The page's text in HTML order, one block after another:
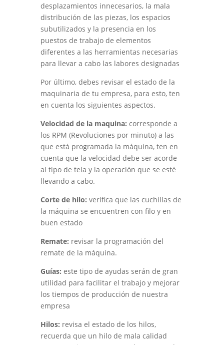
desplazamientos innecesarios, la mala
distribución de las piezas, los espacios
subutilizados y la presencia en los
puestos de trabajo de elementos
diferentes a las herramientas necesarias
para llevar a cabo las labores designadas
Por último, debes revisar el estado de la
maquinaria de tu empresa, para esto, ten
en cuenta los siguientes aspectos.
Velocidad de la maquina: corresponde a
los RPM (Revoluciones por minuto) a las
que está programada la máquina, ten en
cuenta que la velocidad debe ser acorde
al tipo de tela y la operación que se esté
llevando a cabo.
Corte de hilo: verifica que las cuchillas de
la máquina se encuentren con filo y en
buen estado
Remate: revisar la programación del
remate de la máquina.
Guías: este tipo de ayudas serán de gran
utilidad para facilitar el trabajo y mejorar
los tiempos de producción de nuestra
empresa
Hilos: revisa el estado de los hilos,
recuerda que un hilo de mala calidad